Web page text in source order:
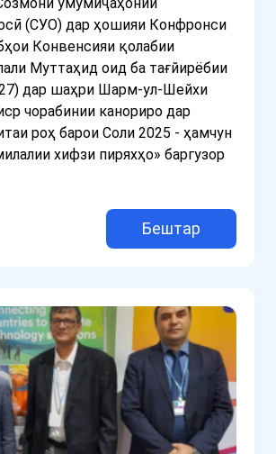
(СУО) дар ҳошияи Конфронси
Конвенсияи қолабии
Муттаҳид оид ба тағйирёбии
дар шаҳри Шарм-ул-Шейхи
чорабинии канориро дар
роҳ барои Соли 2025 - ҳамчун
хифзи пиряхҳо» баргузор
Бештар